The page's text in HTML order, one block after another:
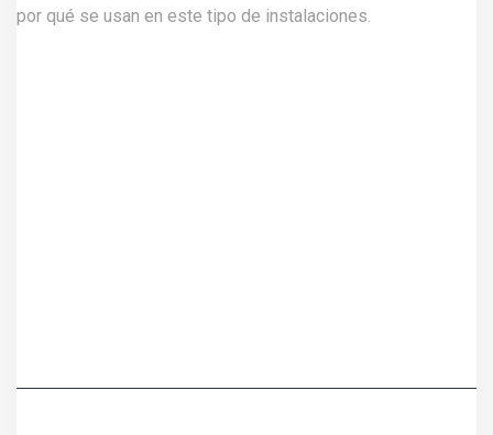
por qué se usan en este tipo de instalaciones.